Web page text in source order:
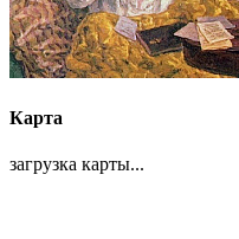
Карта
загрузка карты...